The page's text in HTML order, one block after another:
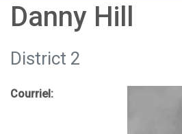
Danny Hill
District 2
Courriel: